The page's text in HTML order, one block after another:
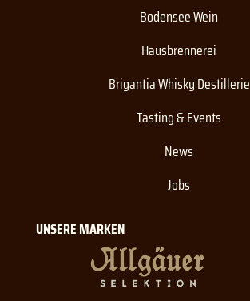
Bodensee Wein
Hausbrennerei
Brigantia Whisky Destillerie
Tasting & Events
News
Jobs
UNSERE MARKEN